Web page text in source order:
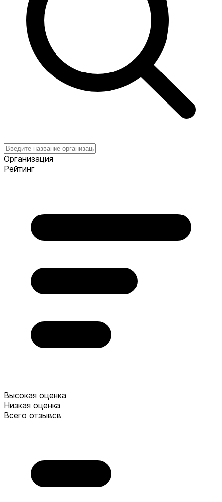
Организация
Рейтинг
Высокая оценка
Низкая оценка
Всего отзывов